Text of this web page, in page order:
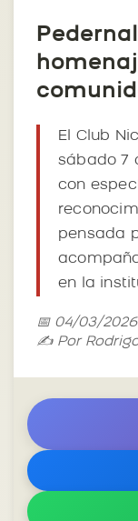
El Club
sábado 7
con
pensada
en la
📅 04/03/2026
✍️ Por